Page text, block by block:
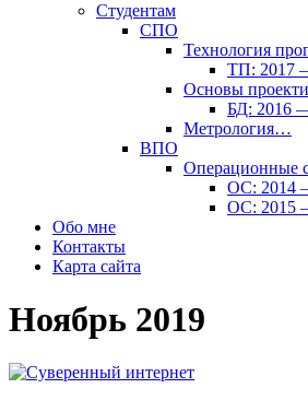
Студентам
СПО
Технология
ТП: 2017
Основы
БД: 2016
Метрология…
ВПО
Операционные
ОС: 2014
ОС: 2015
Обо мне
Контакты
Карта сайта
Ноябрь 2019